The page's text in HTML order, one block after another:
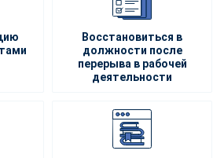
Восстановиться в
должности после
перерыва в рабочей
деятельности